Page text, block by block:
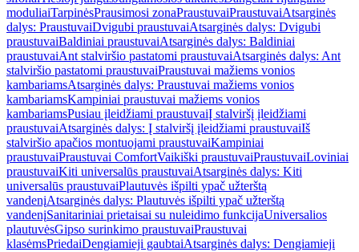
moduliaiTarpinėsPrausimosi zonaPraustuvaiPraustuvaiAtsarginės
dalys: PraustuvaiDvigubi praustuvaiAtsarginės dalys: Dvigubi
praustuvaiBaldiniai praustuvaiAtsarginės dalys: Baldiniai
praustuvaiAnt stalviršio pastatomi praustuvaiAtsarginės dalys: Ant
stalviršio pastatomi praustuvaiPraustuvai mažiems vonios
kambariamsAtsarginės dalys: Praustuvai mažiems vonios
kambariamsKampiniai praustuvai mažiems vonios
kambariamsPusiau įleidžiami praustuvaiĮ stalviršį įleidžiami
praustuvaiAtsarginės dalys: Į stalviršį įleidžiami praustuvaiIš
stalviršio apačios montuojami praustuvaiKampiniai
praustuvaiPraustuvai ComfortVaikiški praustuvaiPraustuvaiLoviniai
praustuvaiKiti universalūs praustuvaiAtsarginės dalys: Kiti
universalūs praustuvaiPlautuvės išpilti ypač užterštą
vandenįAtsarginės dalys: Plautuvės išpilti ypač užterštą
vandenįSanitariniai prietaisai su nuleidimo funkcijaUniversalios
plautuvėsGipso surinkimo praustuvaiPraustuvai
klasėmsPriedaiDengiamieji gaubtaiAtsarginės dalys: Dengiamieji